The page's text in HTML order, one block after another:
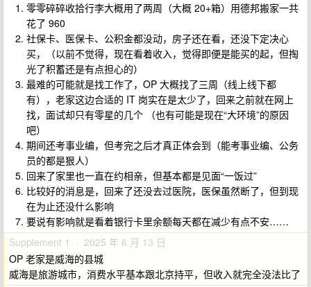
零零碎碎收拾行李大概用了两周（大概 20+箱）用德邦搬家一共
花了 960
社保卡、医保卡、公积金都没动，房子还在看，还没下定决心
买，（以前不觉得，现在看着收入，觉得即便是能买的起，但掏
光了积蓄还是有点担心的）
最难的可能就是找工作了，OP 大概找了三周（线上线下都
有），老家这边合适的 IT 岗实在是太少了，回来之前就在网上
找，面试却只有零星的几个 （也有可能是现在“大环境”的原因
吧）
期间还考事业编，但考完之后才真正体会到（能考事业编、公务
员的都是狠人）
回来了家里也一直在约相亲，但基本都是见面“一饭过”
比较好的消息是，回来了还没去过医院，医保虽然断了，但到现
在为止还没什么影响
要说有影响就是看着银行卡里余额每天都在减少有点不安……
Supplement 1 · 2025 年 6 月 13 日
OP 老家是威海的县城
威海是旅游城市，消费水平基本跟北京持平，但收入就完全没法比了